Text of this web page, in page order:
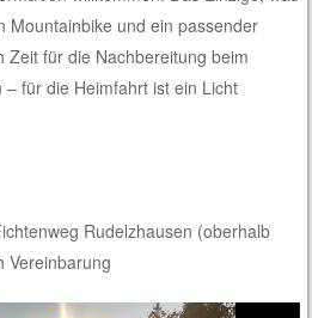
Mountainbike und ein passender
Zeit für die Nachbereitung beim
für die Heimfahrt ist ein Licht
Rudelzhausen (oberhalb
Vereinbarung